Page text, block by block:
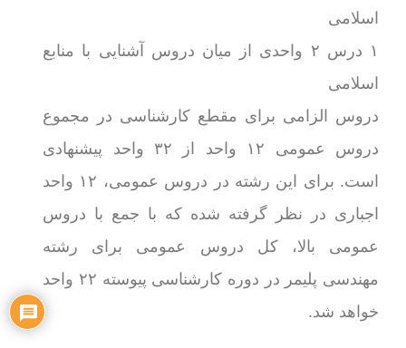
اسلامی
۱ درس ۲ واحدی از میان دروس آشنایی با منابع
اسلامی
دروس الزامی برای مقطع کارشناسی در مجموع
دروس عمومی ۱۲ واحد از ۳۲ واحد پیشنهادی
است. برای این رشته در دروس عمومی، ۱۲ واحد
اجباری در نظر گرفته شده که با جمع با دروس
عمومی بالا، کل دروس عمومی برای رشته
مهندسی پلیمر در دوره کارشناسی پیوسته ۲۲ واحد
خواهد شد.